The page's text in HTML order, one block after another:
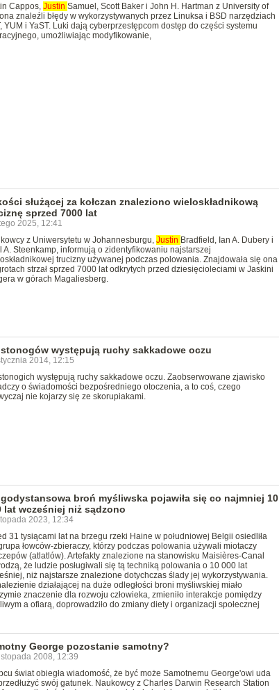
Cappos, Justin Samuel, Scott Baker i John H. Hartman z University of
znaleźli błędy w wykorzystywanych przez Linuksa i BSD narzędziach
YUM i YaST. Luki dają cyberprzestępcom dostęp do części systemu
umożliwiając modyfikowanie,
służącej za kołczan znaleziono wieloskładnikową
sprzed 7000 lat
2025, 12:41
z Uniwersytetu w Johannesburgu, Justin Bradfield, Ian A. Dubery i
A. Steenkamp, informują o zidentyfikowaniu najstarszej
trucizny używanej podczas polowania. Znajdowała się ona
strzał sprzed 7000 lat odkrytych przed dziesięcioleciami w Jaskini
w górach Magaliesberg.
występują ruchy sakkadowe oczu
2014, 12:15
występują ruchy sakkadowe oczu. Zaobserwowane zjawisko
o świadomości bezpośredniego otoczenia, a to coś, czego
nie kojarzy się ze skorupiakami.
broń myśliwska pojawiła się co najmniej 10
lat wcześniej niż sądzono
2023, 12:34
31 tysiącami lat na brzegu rzeki Haine w południowej Belgii osiedliła
łowców-zbieraczy, którzy podczas polowania używali miotaczy
(atlatlów). Artefakty znalezione na stanowisku Maisières-Canal
że ludzie posługiwali się tą techniką polowania o 10 000 lat
niż najstarsze znalezione dotychczas ślady jej wykorzystywania.
działającej na duże odległości broni myśliwskiej miało
znaczenie dla rozwoju człowieka, zmieniło interakcje pomiędzy
a ofiarą, doprowadziło do zmiany diety i organizacji społecznej
George pozostanie samotny?
2008, 12:39
świat obiegła wiadomość, że być może Samotnemu George'owi uda
swój gatunek. Naukowcy z Charles Darwin Research Station